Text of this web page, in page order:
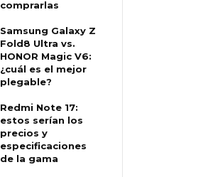
comprarlas
Samsung Galaxy Z
Fold8 Ultra vs.
HONOR Magic V6:
¿cuál es el mejor
plegable?
Redmi Note 17:
estos serían los
precios y
especificaciones
de la gama